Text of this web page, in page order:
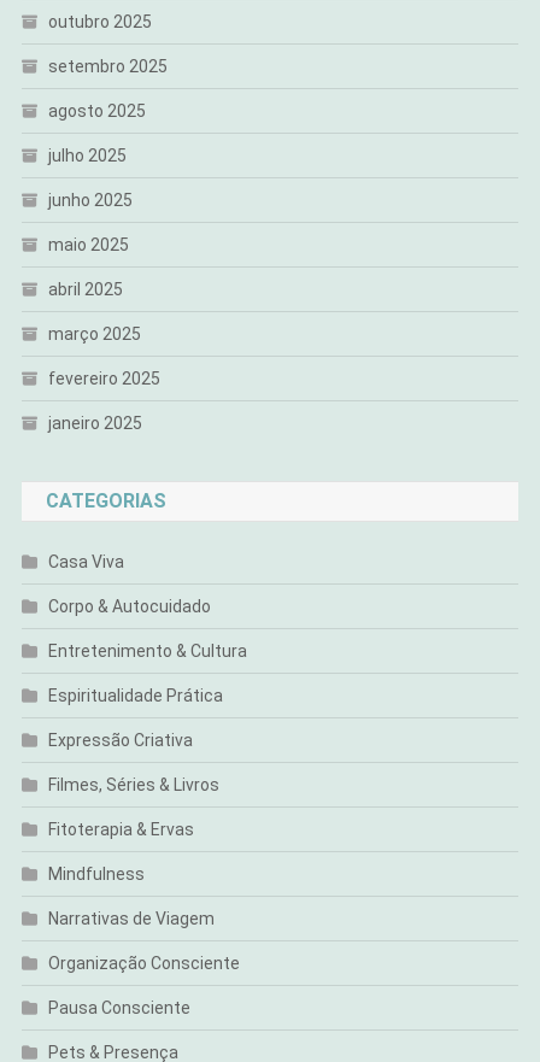
outubro 2025
setembro 2025
agosto 2025
julho 2025
junho 2025
maio 2025
abril 2025
março 2025
fevereiro 2025
janeiro 2025
CATEGORIAS
Casa Viva
Corpo & Autocuidado
Entretenimento & Cultura
Espiritualidade Prática
Expressão Criativa
Filmes, Séries & Livros
Fitoterapia & Ervas
Mindfulness
Narrativas de Viagem
Organização Consciente
Pausa Consciente
Pets & Presença